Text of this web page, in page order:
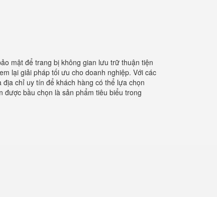
mật để trang bị không gian lưu trữ thuận tiện
lại giải pháp tối ưu cho doanh nghiệp. Với các
chỉ uy tín để khách hàng có thể lựa chọn
bầu chọn là sản phẩm tiêu biểu trong